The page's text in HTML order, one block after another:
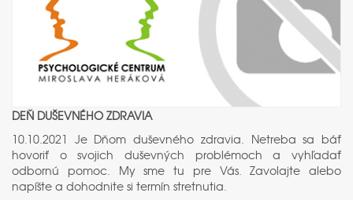
DEŇ DUŠEVNÉHO ZDRAVIA
10.10.2021 Je Dňom duševného zdravia. Netreba sa báť
hovoriť o svojich duševných problémoch a vyhľadať
odbornú pomoc. My sme tu pre Vás. Zavolajte alebo
napíšte a dohodnite si termín stretnutia.